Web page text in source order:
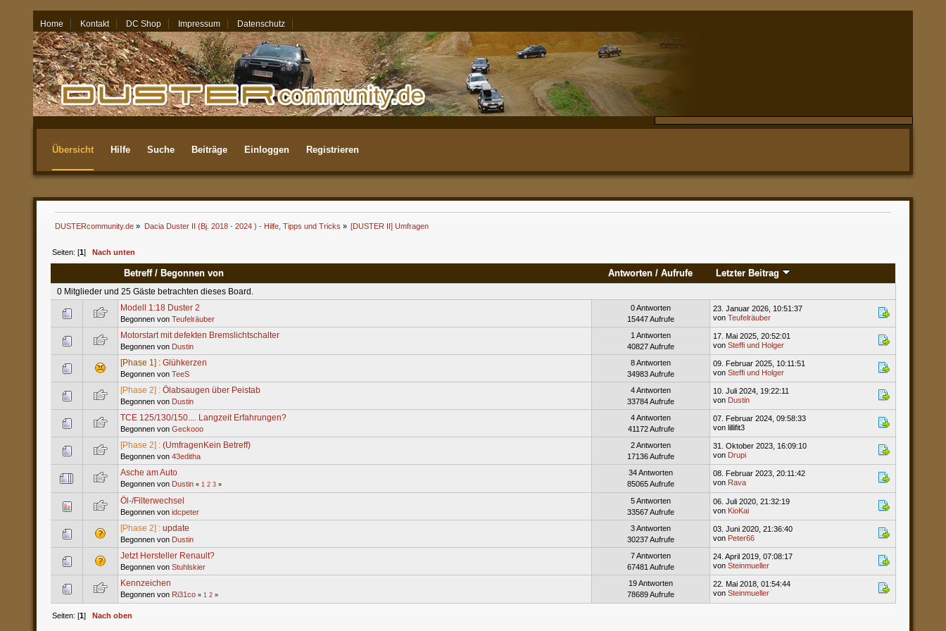
Home Kontakt DC Shop Impressum Datenschutz
06.08.26 - 07:53
Übersicht Hilfe Suche Beiträge Einloggen Registrieren
DUSTERcommunity.de » Dacia Duster II (Bj. 2018 - 2024 ) - Hilfe, Tipps und Tricks » [DUSTER II] Umfragen
Seiten: [1] Nach unten
Betreff/ Begonnen von Antworten / Aufrufe Letzter Beitrag
0 Mitglieder und 25 Gäste betrachten dieses Board.
Modell 1:18 Duster 2
Begonnen von Teufelräuber
0 Antworten
15447 Aufrufe
23. Januar 2026, 10:51:37
von Teufelräuber
Motorstart mit defekten Bremslichtschalter
Begonnen von Dustin
1 Antworten
40827 Aufrufe
17. Mai 2025, 20:52:01
von Steffi und Holger
[Phase 1] : Glühkerzen
Begonnen von TeeS
8 Antworten
34983 Aufrufe
09. Februar 2025, 10:11:51
von Steffi und Holger
[Phase 2] : Ölabsaugen über Peistab
Begonnen von Dustin
4 Antworten
33784 Aufrufe
10. Juli 2024, 19:22:11
von Dustin
TCE 125/130/150.... Langzeit Erfahrungen?
Begonnen von Geckooo
4 Antworten
41172 Aufrufe
07. Februar 2024, 09:58:33
von lillifit3
[Phase 2] : (UmfragenKein Betreff)
Begonnen von 43editha
2 Antworten
17136 Aufrufe
31. Oktober 2023, 16:09:10
von Drupi
Asche am Auto
Begonnen von Dustin « 1 2 3 »
34 Antworten
85065 Aufrufe
08. Februar 2023, 20:11:42
von Rava
Öl-/Filterwechsel
Begonnen von idcpeter
5 Antworten
33567 Aufrufe
06. Juli 2020, 21:32:19
von KioKai
[Phase 2] : update
Begonnen von Dustin
3 Antworten
30237 Aufrufe
03. Juni 2020, 21:36:40
von Peter66
Jetzt Hersteller Renault?
Begonnen von Stuhlskier
7 Antworten
67481 Aufrufe
24. April 2019, 07:08:17
von Steinmueller
Kennzeichen
Begonnen von Ri31co « 1 2 »
19 Antworten
78689 Aufrufe
22. Mai 2018, 01:54:44
von Steinmueller
Seiten: [1]Nach oben